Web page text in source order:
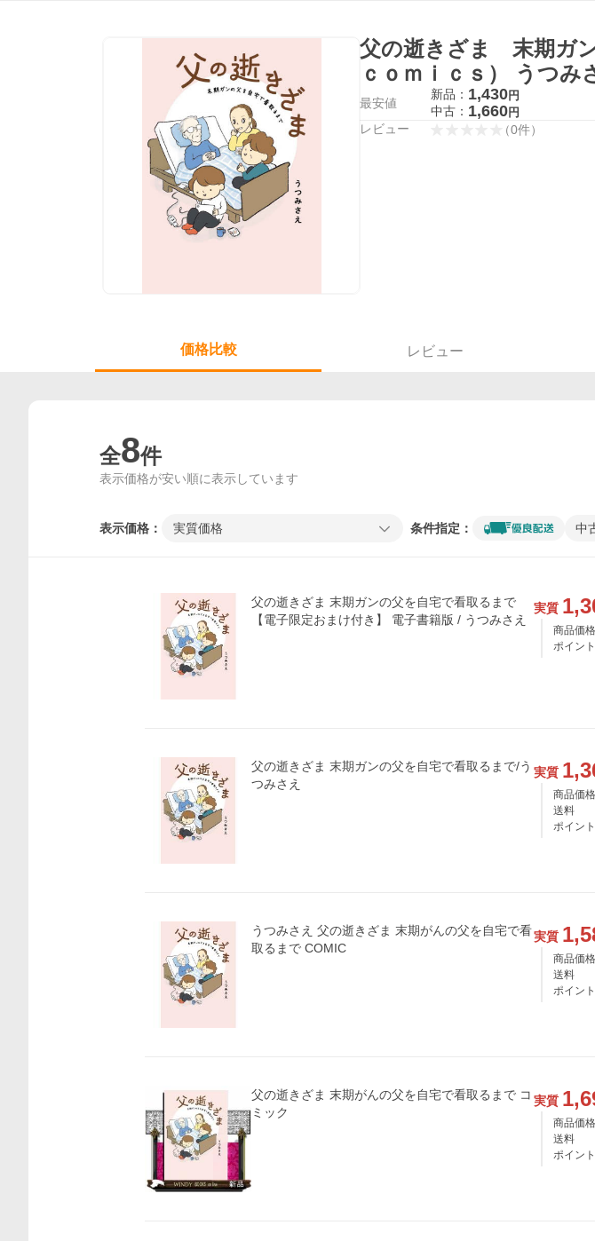
父の逝きざま 末期ガ
ｃｏｍｉｃｓ） うつ
最安値
新品： 1,430円
中古： 1,660円
レビュー （0件）
価格比較 レビュー
全8件
表示価格が安い順に表示しています
表示価格： 実質価格 条件指定： 中
父の逝きざま 末期ガンの父を自宅で看取るまで
【電子限定おまけ付き】 電子書籍版 / うつみさえ
実質
商品価格
ポイント
父の逝きざま 末期ガンの父を自宅で看取るまで/う
つみさえ
実質
商品価格
送料
ポイント
うつみさえ 父の逝きざま 末期がんの父を自宅で看
取るまで COMIC
実質
商品価格
送料
ポイント
父の逝きざま 末期がんの父を自宅で看取るまで コ
ミック
実質
商品価格
送料
ポイント